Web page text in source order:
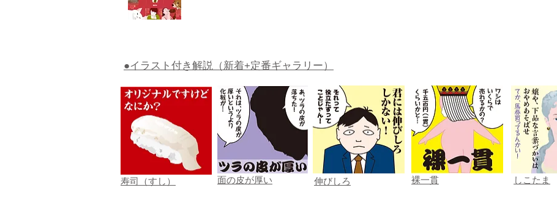
●イラスト付き解説（新着+定番ギャラリー）
寿司（すし） 面の皮が厚い 伸びしろ 裸一貫 しこたま